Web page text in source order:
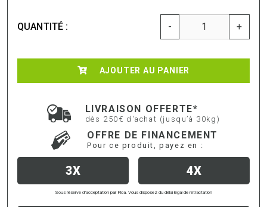
QUANTITÉ : - +
AJOUTER AU PANIER
LIVRAISON OFFERTE*
dès 250€ d'achat (jusqu’à 30kg)
OFFRE DE FINANCEMENT
Pour ce produit, payez en :
3X 4X
Sous réserve d’acceptation par Floa. Vous disposez du délai légal de rétractation